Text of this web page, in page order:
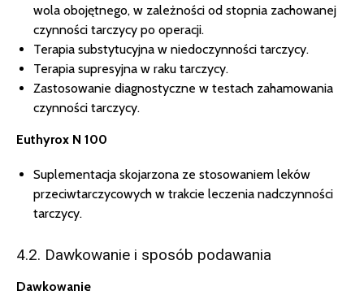
wola obojętnego, w zależności od stopnia zachowanej
czynności tarczycy po operacji.
Terapia substytucyjna w niedoczynności tarczycy.
Terapia supresyjna w raku tarczycy.
Zastosowanie diagnostyczne w testach zahamowania
czynności tarczycy.
Euthyrox N 100
Suplementacja skojarzona ze stosowaniem leków
przeciwtarczycowych w trakcie leczenia nadczynności
tarczycy.
4.2. Dawkowanie i sposób podawania
Dawkowanie